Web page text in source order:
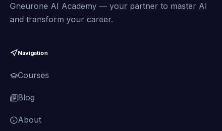
Gneurone AI Academy — your partner to master AI
and transform your career.
Navigation
Courses
Blog
About